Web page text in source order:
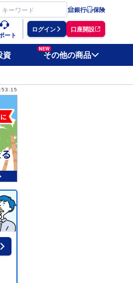
銀行 保険
ート
ログイン 口座開設
資
NEW
その他の商品